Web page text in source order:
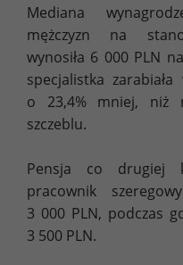
Mediana
mężczyzn na
wynosiła 6 000 PLN
specjalistka
o 23,4% mniej, niż
szczeblu.
Pensja co drugiej
pracownik
3 000 PLN, podczas
3 500 PLN.